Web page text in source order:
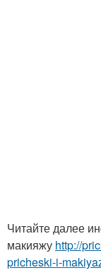
Читайте далее
макияжу http://
pricheski-i-